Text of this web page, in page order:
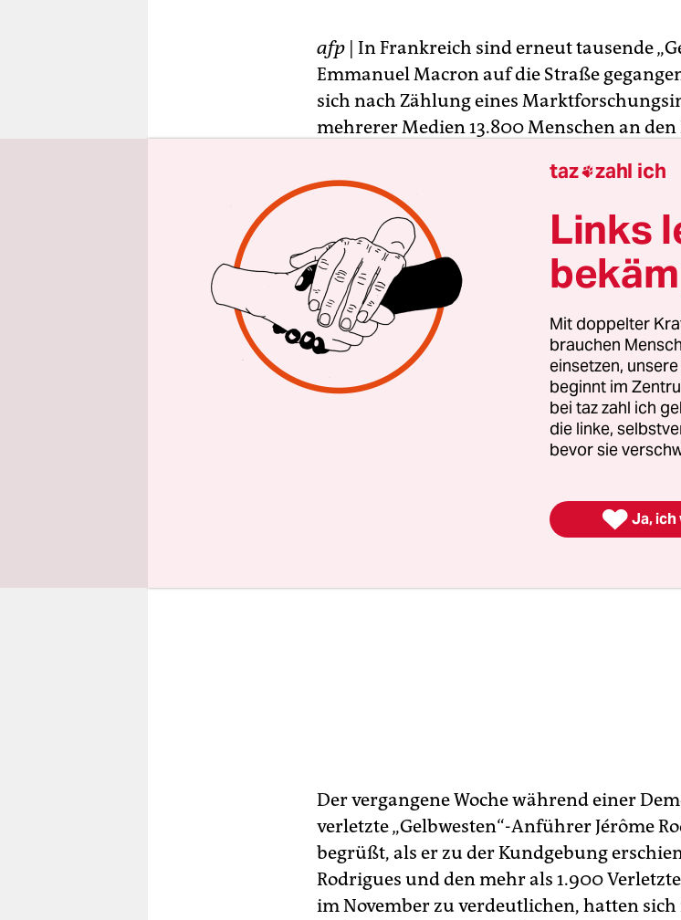
afp | In Frankreich sind erneut tausende
Emmanuel Macron auf die Straße
sich nach Zählung eines
mehrerer Medien 13.800 Menschen an
Demonstrationszugs auf dem Place de la
Zusammenstößen mit der Polizei.
Protestbewegung nach Angaben des
Nachmittag 17.400 Menschen.
Der Polizeipräfektur zufolge gingen in Paris
dem „großen Marsch für die Verletzten“
Spruchband forderten die Teilnehmer, den
Gummigeschossen und Schockgranaten
Zusammenstößen am Rande der
Der vergangene Woche während einer
verletzte „Gelbwesten“-Anführer Jérôme
begrüßt, als er zu der Kundgebung
Rodrigues und den mehr als 1.900
im November zu verdeutlichen, hatten
taz zahl ich
Links
Mit doppelter
brauchen
einsetzen,
beginnt im
bei taz zahl ich
die linke,
bevor sie
 Ja, ich